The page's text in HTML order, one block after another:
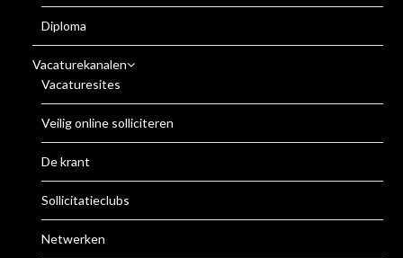
Diploma
Vacaturekanalen
Vacaturesites
Veilig online solliciteren
De krant
Sollicitatieclubs
Netwerken